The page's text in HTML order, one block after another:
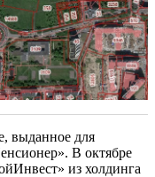
выданное для
В октябре
из холдинга